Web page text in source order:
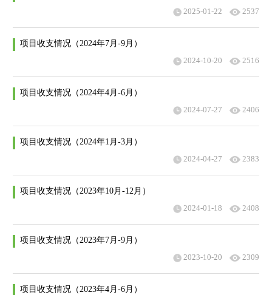
2025-01-22
2537
项目收支情况（2024年7月-9月）
2024-10-20
2516
项目收支情况（2024年4月-6月）
2024-07-27
2406
项目收支情况（2024年1月-3月）
2024-04-27
2383
​项目收支情况（2023年10月-12月）
2024-01-18
2408
项目收支情况（2023年7月-9月）
2023-10-20
2309
项目收支情况（2023年4月-6月）